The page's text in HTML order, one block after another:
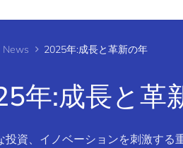
News 2025年:成長と革新の年
年:成長と革
投資、イノベーションを刺激す